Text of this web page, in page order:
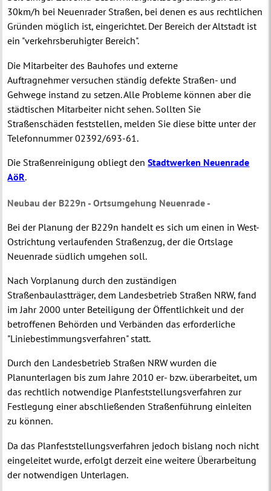
30km/h bei Neuenrader Straßen, bei denen es aus rechtlichen
Gründen möglich ist, eingerichtet. Der Bereich der Altstadt ist
ein "verkehrsberuhigter Bereich".
Die Mitarbeiter des Bauhofes und externe
Auftragnehmer versuchen ständig defekte Straßen- und
Gehwege instand zu setzen. Alle Probleme können aber die
städtischen Mitarbeiter nicht sehen. Sollten Sie
Straßenschäden feststellen, melden Sie diese bitte unter der
Telefonnummer 02392/693-61.
Die Straßenreinigung obliegt denStadtwerken Neuenrade
AöR.
Neubau der B229n - Ortsumgehung Neuenrade -
Bei der Planung der B229n handelt es sich um einen in West-
Ostrichtung verlaufenden Straßenzug, der die Ortslage
Neuenrade südlich umgehen soll.
Nach Vorplanung durch den zuständigen
Straßenbaulastträger, dem Landesbetrieb Straßen NRW, fand
im Jahr 2000 unter Beteiligung der Öffentlichkeit und der
betroffenen Behörden und Verbänden das erforderliche
"Liniebestimmungsverfahren" statt.
Durch den Landesbetrieb Straßen NRW wurden die
Planunterlagen bis zum Jahre 2010 er- bzw. überarbeitet, um
das rechtlich notwendige Planfeststellungsverfahren zur
Festlegung einer abschließenden Straßenführung einleiten
zu können.
Da das Planfeststellungsverfahren jedoch bislang noch nicht
eingeleitet wurde, erfolgt derzeit eine weitere Überarbeitung
der notwendigen Unterlagen.